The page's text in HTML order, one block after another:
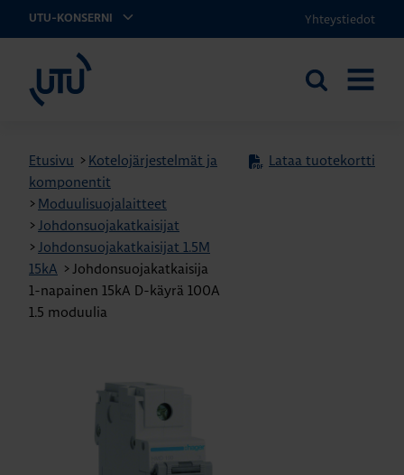
UTU-KONSERNI Yhteystiedot
Etsi
Etusivu > Kotelojärjestelmät ja
komponentit
> Moduulisuojalaitteet
>Johdonsuojakatkaisijat
>Johdonsuojakatkaisijat 1.5M
15kA >Johdonsuojakatkaisija
1-napainen 15kA D-käyrä 100A
1.5 moduulia
Lataa tuotekortti